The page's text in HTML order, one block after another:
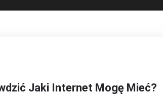
Jaki Internet Mogę Mieć?